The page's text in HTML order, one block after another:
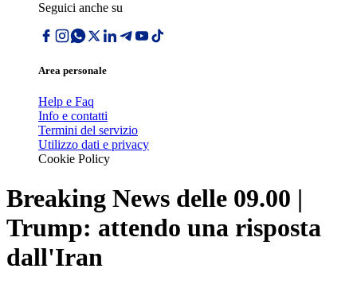
Seguici anche su
Area personale
Help e Faq
Info e contatti
Termini del servizio
Utilizzo dati e privacy
Cookie Policy
Breaking News delle 09.00 |
Trump: attendo una risposta
dall'Iran